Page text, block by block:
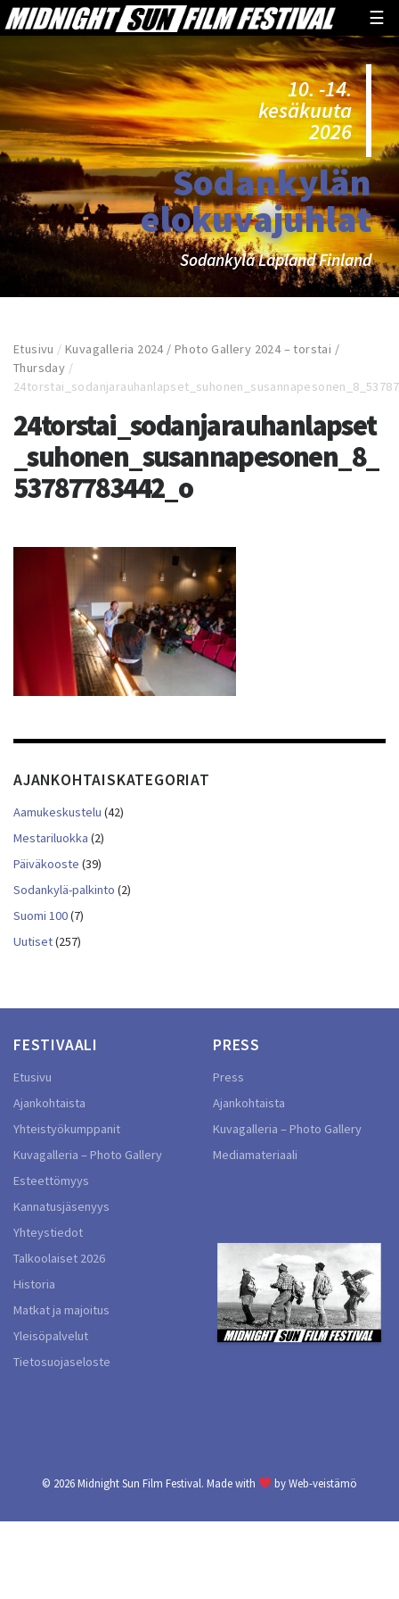
☰
10. -14.
kesäkuuta
2026
Sodankylän
elokuvajuhlat
Sodankylä Lapland Finland
Etusivu /Kuvagalleria 2024 / Photo Gallery 2024 – torstai /
Thursday /
24torstai_sodanjarauhanlapset
_suhonen_susannapesonen_8_
53787783442_o
AJANKOHTAISKATEGORIAT
Aamukeskustelu (42)
Mestariluokka (2)
Päiväkooste (39)
Sodankylä-palkinto (2)
Suomi 100(7)
Uutiset(257)
FESTIVAALI
Etusivu
Ajankohtaista
Yhteistyökumppanit
Kuvagalleria – Photo Gallery
Esteettömyys
Kannatusjäsenyys
Yhteystiedot
Talkoolaiset 2026
Historia
Matkat ja majoitus
Yleisöpalvelut
Tietosuojaseloste
PRESS
Press
Ajankohtaista
Kuvagalleria – Photo Gallery
Mediamateriaali
© 2026Midnight Sun Film Festival. Made with byWeb-veistämö